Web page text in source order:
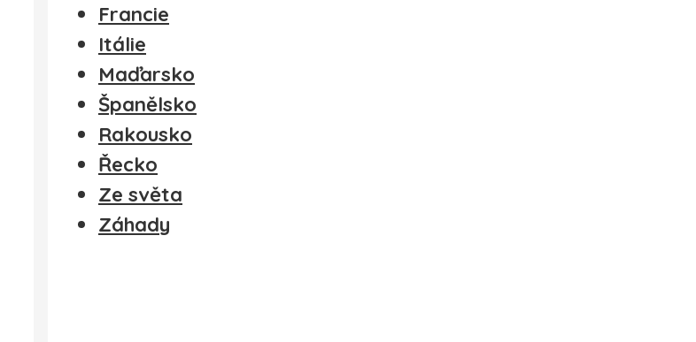
Francie
Itálie
Maďarsko
Španělsko
Rakousko
Řecko
Ze světa
Záhady